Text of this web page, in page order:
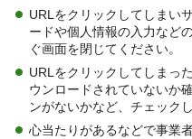
URLをクリックしてしまい
ードや個人情報の入力など
ぐ画面を閉じてください。
URLをクリックしてしまっ
ウンロードされていないか
ンがないかなど、チェック
心当たりがあるなどで事業